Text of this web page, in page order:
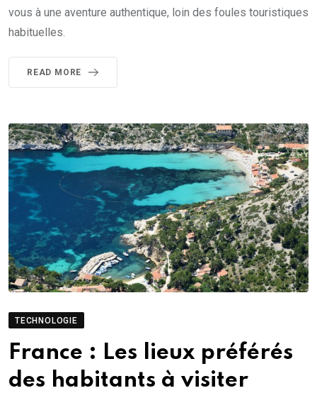
vous à une aventure authentique, loin des foules touristiques
habituelles.
READ MORE
TECHNOLOGIE
France : Les lieux préférés
des habitants à visiter